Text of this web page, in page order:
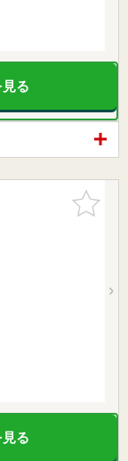
る
お気に入
りに追加
る